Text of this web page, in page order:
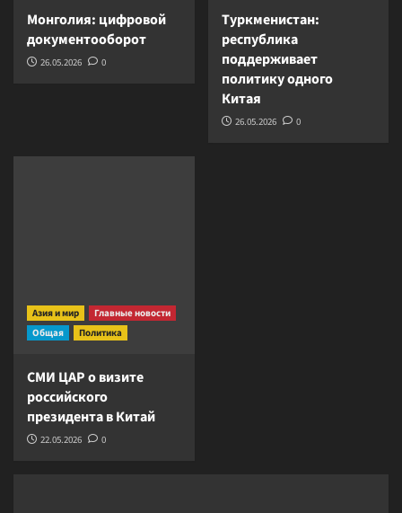
Монголия: цифровой
документооборот
26.05.2026 0
Туркменистан:
республика
поддерживает
политику одного
Китая
26.05.2026 0
Азия и мир
Главные новости
Общая
Политика
СМИ ЦАР о визите
российского
президента в Китай
22.05.2026 0